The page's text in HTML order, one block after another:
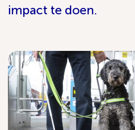
impact te doen.